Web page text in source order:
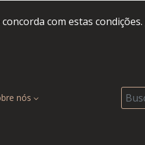
com estas condições.
nós